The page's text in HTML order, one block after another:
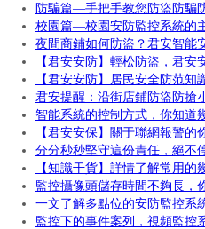
防騙篇—手把手教您防盜防騙
校園篇—校園安防監控系統的
夜間商鋪如何防盜？君安智能
【君安安防】輕松防盜，君安
【君安安防】居民安全防范
君安提醒：沿街店鋪防盜防搶
智能系統的控制方式，你知道
【君安安保】關于聯網報警的
分分秒秒堅守這份責任，絕不
【知識干貨】詳情了解常用的
監控攝像頭儲存時間不夠長，
一文了解多點位的安防監控系
監控下的事件案列，視頻監控